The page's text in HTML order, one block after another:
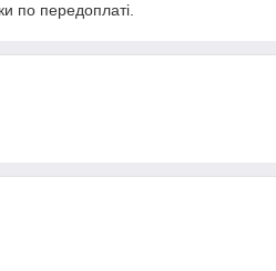
по передоплаті.